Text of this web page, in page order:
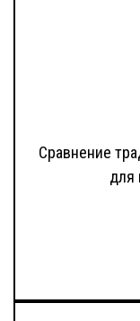
Сравнение
для